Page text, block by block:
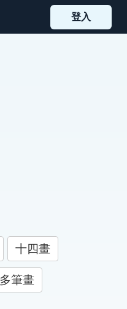
登入
十四畫
筆畫